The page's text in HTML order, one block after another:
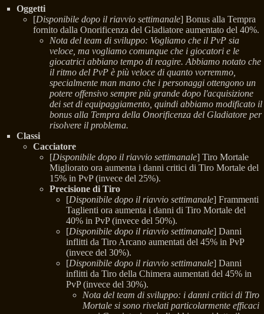
Oggetti
[Disponibile dopo il riavvio settimanale] Bonus alla Tempra
fornito dalla Onorificenza del Gladiatore aumentato del 40%.
Nota del team di sviluppo: Vogliamo che il PvP sia
veloce, ma vogliamo comunque che i giocatori e le
giocatrici abbiano tempo di reagire. Abbiamo notato che
il ritmo del PvP è più veloce di quanto vorremmo,
specialmente man mano che i personaggi ottengono un
potere offensivo sempre più grande dopo l'acquisizione
dei set di equipaggiamento, quindi abbiamo modificato il
bonus alla Tempra della Onorificenza del Gladiatore per
risolvere il problema.
Classi
Cacciatore
[Disponibile dopo il riavvio settimanale] Tiro Mortale
Migliorato ora aumenta i danni critici di Tiro Mortale del
15% in PvP (invece del 25%).
Precisione di Tiro
[Disponibile dopo il riavvio settimanale] Frammenti
Taglienti ora aumenta i danni di Tiro Mortale del
40% in PvP (invece del 50%).
[Disponibile dopo il riavvio settimanale] Danni
inflitti da Tiro Arcano aumentati del 45% in PvP
(invece del 30%).
[Disponibile dopo il riavvio settimanale] Danni
inflitti da Tiro della Chimera aumentati del 45% in
PvP (invece del 30%).
Nota del team di sviluppo: i danni critici di Tiro
Mortale si sono rivelati particolarmente efficaci